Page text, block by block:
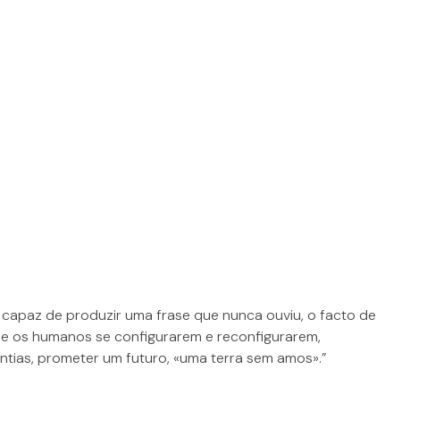
de produzir uma frase que nunca ouviu, o facto de
os humanos se configurarem e reconfigurarem,
prometer um futuro, «uma terra sem amos».”